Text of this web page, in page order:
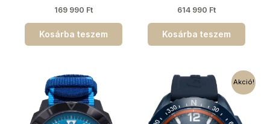
169 990 Ft
Kosárba teszem
614 990 Ft
Kosárba teszem
Akció!